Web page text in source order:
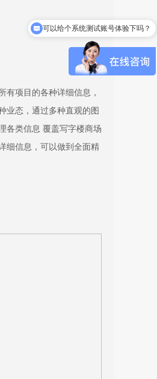
有项目的各种详细信息，
业态，通过多种直观的图
各类信息 覆盖写字楼商场
细信息，可以做到全面精
可以给个系统测试账号体验下吗？